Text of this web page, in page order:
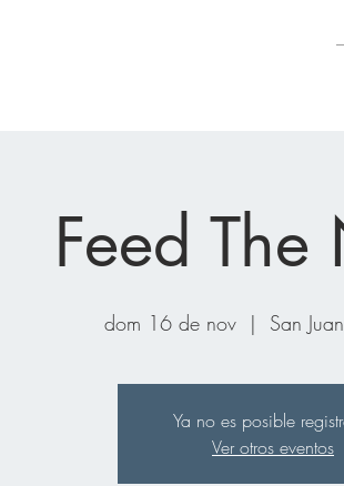
Feed The
dom 16 de nov
  |
San
Ya no es posible
Ver otros eventos